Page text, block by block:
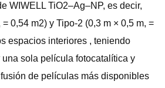
WIWELL TiO2–Ag–NP, es decir,
0,54 m2) y Tipo-2 (0,3 m × 0,5 m, =
espacios interiores , teniendo
sola película fotocatalítica y
de películas más disponibles